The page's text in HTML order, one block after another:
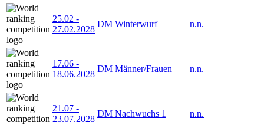
25.02 -
27.02.2028
DM Winterwurf n.n.
17.06 -
18.06.2028
DM Männer/Frauen n.n.
21.07 -
23.07.2028
DM Nachwuchs 1 n.n.